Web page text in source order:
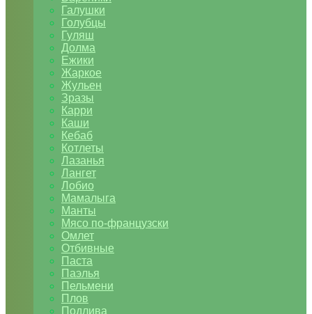
Галушки
Голубцы
Гуляш
Долма
Ежики
Жаркое
Жульен
Зразы
Карри
Каши
Кебаб
Котлеты
Лазанья
Лангет
Лобио
Мамалыга
Манты
Мясо по-французски
Омлет
Отбивные
Паста
Паэлья
Пельмени
Плов
Подлива